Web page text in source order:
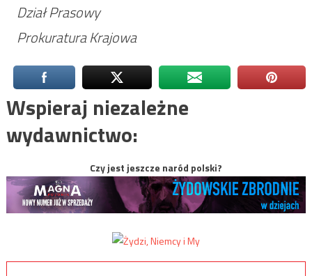
Dział Prasowy
Prokuratura Krajowa
Wspieraj niezależne
wydawnictwo:
Czy jest jeszcze naród polski?